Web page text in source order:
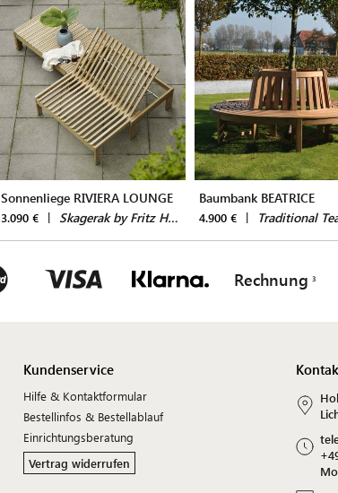
Sonnenliege RIVIERA LOUNGE
3.090 € | Skagerak by Fritz Hansen
Baumbank BEATRICE
4.900 € | Traditional
Rechnung
Kundenservice
Hilfe & Kontaktformular
Bestellinfos & Bestellablauf
Einrichtungsberatung
Vertrag widerrufen